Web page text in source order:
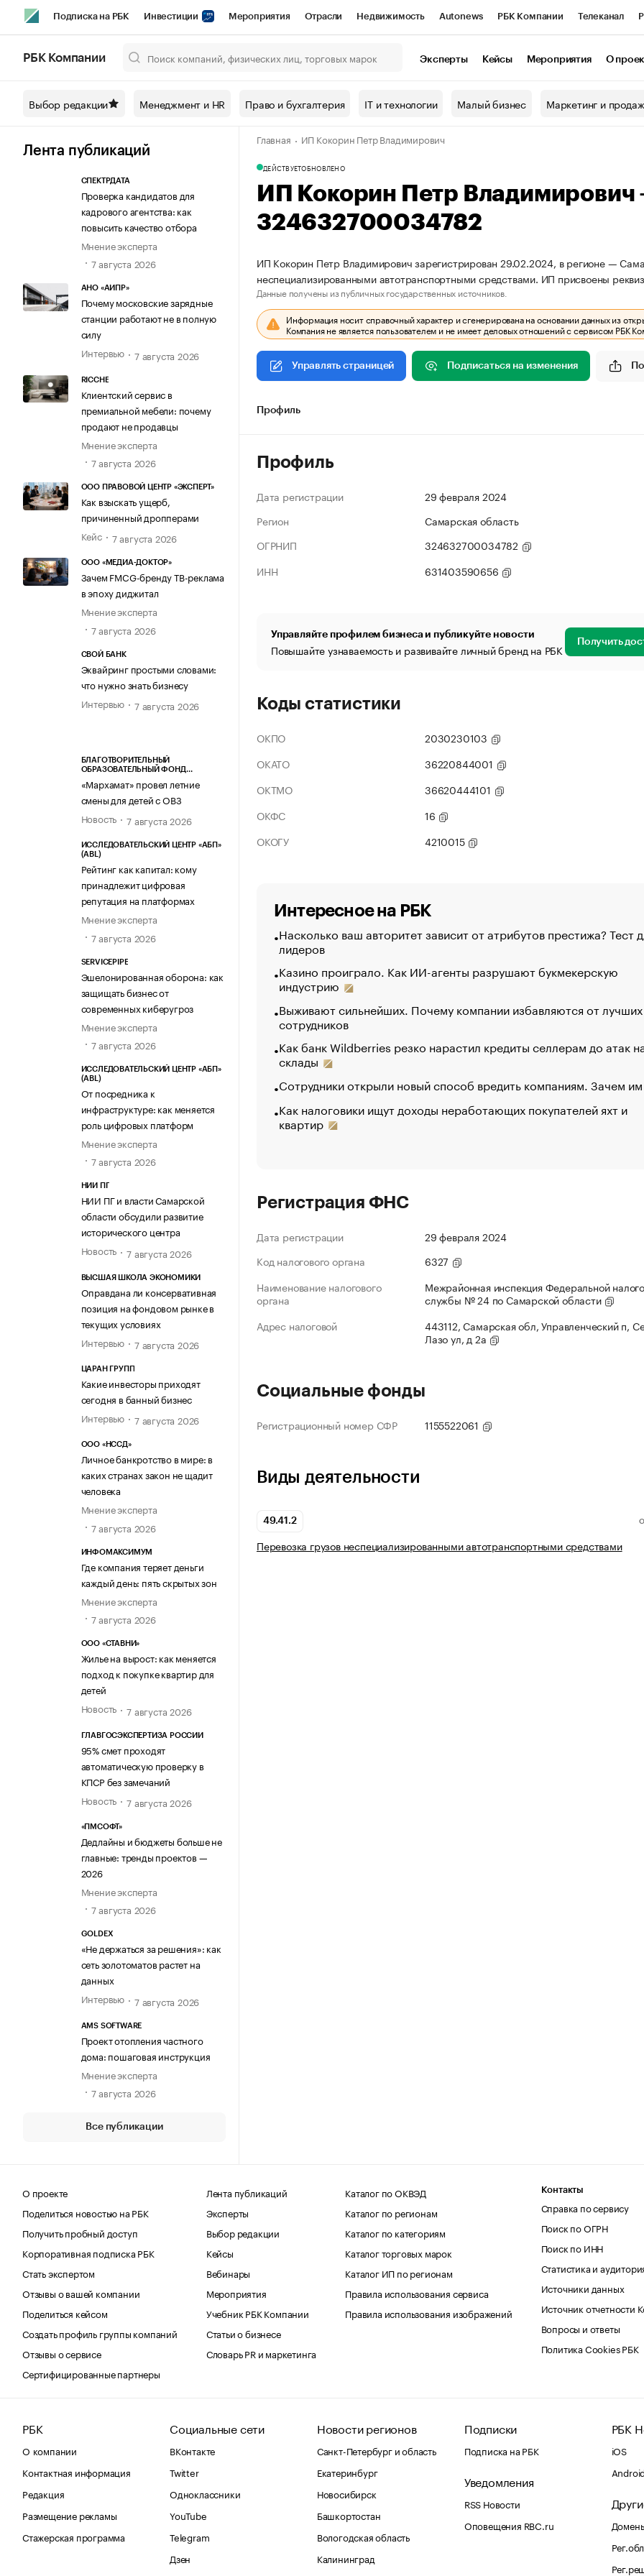
Подписка на РБК Инвестиции Мероприятия Отрасли Недвижимость Autonews РБК Компании Телеканал
Спецпроекты СПб Конференции СПб Спецпроекты Проверка контрагентов
Технологии и медиа Рынок наличной валюты
РБК Компании Эксперты Кейсы Мероприятия О
Выбор редакции Менеджмент и HR Право и бухгалтерия IT и технологии Малый бизнес Маркетинг и
Лента публикаций
СПЕКТРДАТА
Проверка кандидатов для
кадрового агентства: как
повысить качество отбора
Мнение эксперта
7 августа 2026
АНО «АИПР»
Почему московские зарядные
станции работают не в полную
силу
Интервью
7 августа 2026
RICCHE
Клиентский сервис в
премиальной мебели: почему
продают не продавцы
Мнение эксперта
7 августа 2026
ООО ПРАВОВОЙ ЦЕНТР «ЭКСПЕРТ»
Как взыскать ущерб,
причиненный дропперами
Кейс
7 августа 2026
ООО «МЕДИА-ДОКТОР»
Зачем FMCG-бренду ТВ-реклама
в эпоху диджитал
Мнение эксперта
7 августа 2026
СВОЙ БАНК
Эквайринг простыми словами:
что нужно знать бизнесу
Интервью
7 августа 2026
БЛАГОТВОРИТЕЛЬНЫЙ
ОБРАЗОВАТЕЛЬНЫЙ ФОНД
«Мархамат» провел летние
смены для детей с ОВЗ
Новость
7 августа 2026
ИССЛЕДОВАТЕЛЬСКИЙ ЦЕНТР «АБП»
(ABL)
Рейтинг как капитал: кому
принадлежит цифровая
репутация на платформах
Мнение эксперта
7 августа 2026
SERVICEPIPE
Эшелонированная оборона: как
защищать бизнес от
современных киберугроз
Мнение эксперта
7 августа 2026
ИССЛЕДОВАТЕЛЬСКИЙ ЦЕНТР «АБП»
(ABL)
От посредника к
инфраструктуре: как меняется
роль цифровых платформ
Мнение эксперта
7 августа 2026
НИИ ПГ
НИИ ПГ и власти Самарской
области обсудили развитие
исторического центра
Новость
7 августа 2026
ВЫСШАЯ ШКОЛА ЭКОНОМИКИ
Оправдана ли консервативная
позиция на фондовом рынке в
текущих условиях
Интервью
7 августа 2026
ЦАРАН ГРУПП
Какие инвесторы приходят
сегодня в банный бизнес
Интервью
7 августа 2026
ООО «НССД»
Личное банкротство в мире: в
каких странах закон не щадит
человека
Мнение эксперта
7 августа 2026
ИНФОМАКСИМУМ
Где компания теряет деньги
каждый день: пять скрытых зон
Мнение эксперта
7 августа 2026
ООО «СТАВНИ»
Жилье на вырост: как меняется
подход к покупке квартир для
детей
Новость
7 августа 2026
ГЛАВГОСЭКСПЕРТИЗА РОССИИ
95% смет проходят
автоматическую проверку в
КПСР без замечаний
Новость
7 августа 2026
«ПМСОФТ»
Дедлайны и бюджеты больше не
главные: тренды проектов —
2026
Мнение эксперта
7 августа 2026
GOLDEX
«Не держаться за решения»: как
сеть золотоматов растет на
данных
Интервью
7 августа 2026
AMS SOFTWARE
Проект отопления частного
дома: пошаговая инструкция
Мнение эксперта
7 августа 2026
Все публикации
Главная ИП Кокорин Петр Владимирович
ДЕЙСТВУЕТОБНОВЛЕНО
ИП Кокорин Петр
324632700034782
ИП Кокорин Петр Владимирович зарегистрирован 29.02.2024, в регионе —
неспециализированными автотранспортными средствами. ИП присвоены
Данные получены из публичных государственных источников.
Информация носит справочный характер и сгенерирована на основании данных из
Компания не является пользователем и не имеет деловых отношений с сервисом РБК
Управлять страницей Подписаться на изменения
Профиль
Профиль
Дата регистрации
29 февраля 2024
Регион
Самарская область
ОГРНИП
324632700034782
ИНН
631403590656
Управляйте профилем бизнеса и публикуйте новости
Повышайте узнаваемость и развивайте личный бренд на РБК Получить
Коды статистики
ОКПО
2030230103
ОКАТО
36220844001
ОКТМО
36620444101
ОКФС
16
ОКОГУ
4210015
Интересное на РБК
Насколько ваш авторитет зависит от атрибутов престижа? Тест
лидеров
Казино проиграло. Как ИИ-агенты разрушают букмекерскую
индустрию
Выживают сильнейших. Почему компании избавляются от лучших
сотрудников
Как банк Wildberries резко нарастил кредиты селлерам до атак
склады
Сотрудники открыли новый способ вредить компаниям. Зачем
Как налоговики ищут доходы неработающих покупателей яхт и
квартир
Регистрация ФНС
Дата регистрации
29 февраля 2024
Код налогового органа
6327
Наименование налогового
органа
Межрайонная инспекция Федеральной
службы № 24 по Самарской области
Адрес налоговой
443112, Самарская обл, Управленческий п,
Лазо ул, д 2а
Социальные фонды
Регистрационный номер СФР 1155522061
Виды деятельности
49.41.2
Перевозка грузов неспециализированными автотранспортными средствами
О проекте
Поделиться новостью на РБК
Получить пробный доступ
Корпоративная подписка РБК
Стать экспертом
Отзывы о вашей компании
Поделиться кейсом
Создать профиль группы компаний
Отзывы о сервисе
Сертифицированные партнеры
Лента публикаций
Эксперты
Выбор редакции
Кейсы
Вебинары
Мероприятия
Учебник РБК Компании
Статьи о бизнесе
Словарь PR и маркетинга
Каталог по ОКВЭД
Каталог по регионам
Каталог по категориям
Каталог торговых марок
Каталог ИП по регионам
Правила использования сервиса
Правила использования изображений
Контакты
Справка по сервису
Поиск по ОГРН
Поиск по ИНН
Статистика и
Источники данных
Источник отчетности
Вопросы и ответы
Политика Cookies РБК
РБК
О компании
Контактная информация
Редакция
Размещение рекламы
Стажерская программа
Социальные сети
ВКонтакте
Twitter
Одноклассники
YouTube
Telegram
Дзен
Новости регионов
Санкт-Петербург и область
Екатеринбург
Новосибирск
Башкортостан
Вологодская область
Калининград
Подписки
Подписка на РБК
Уведомления
RSS Новости
Оповещения RBC.ru
РБК
iOS